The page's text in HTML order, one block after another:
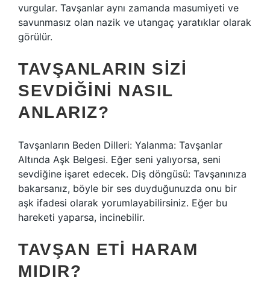
vurgular. Tavşanlar aynı zamanda masumiyeti ve
savunmasız olan nazik ve utangaç yaratıklar olarak
görülür.
TAVŞANLARIN SIZI
SEVDIĞINI NASIL
ANLARIZ?
Tavşanların Beden Dilleri: Yalanma: Tavşanlar
Altında Aşk Belgesi. Eğer seni yalıyorsa, seni
sevdiğine işaret edecek. Diş döngüsü: Tavşanınıza
bakarsanız, böyle bir ses duyduğunuzda onu bir
aşk ifadesi olarak yorumlayabilirsiniz. Eğer bu
hareketi yaparsa, incinebilir.
TAVŞAN ETI HARAM
MIDIR?